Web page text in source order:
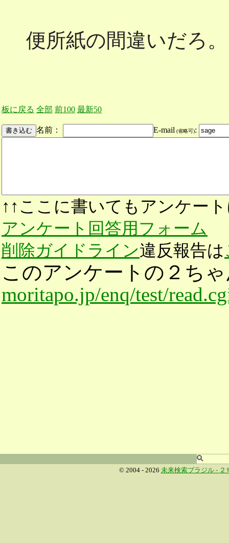
便所紙の間違いだろ。
板に戻る 全部 前100 最新50
名前： E-mail (省略可):
↑↑ここに書いてもアンケー
アンケート回答用フォーム
削除ガイドライン違反報告は
このアンケートの２ち
moritapo.jp/enq/test/
© 2004 - 2026 未来検索ブラジル - ２